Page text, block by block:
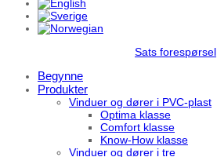
Sats forespørsel
Begynne
Produkter
Vinduer og dører i PVC-plast
Optima klasse
Comfort klasse
Know-How klasse
Vinduer og dører i tre